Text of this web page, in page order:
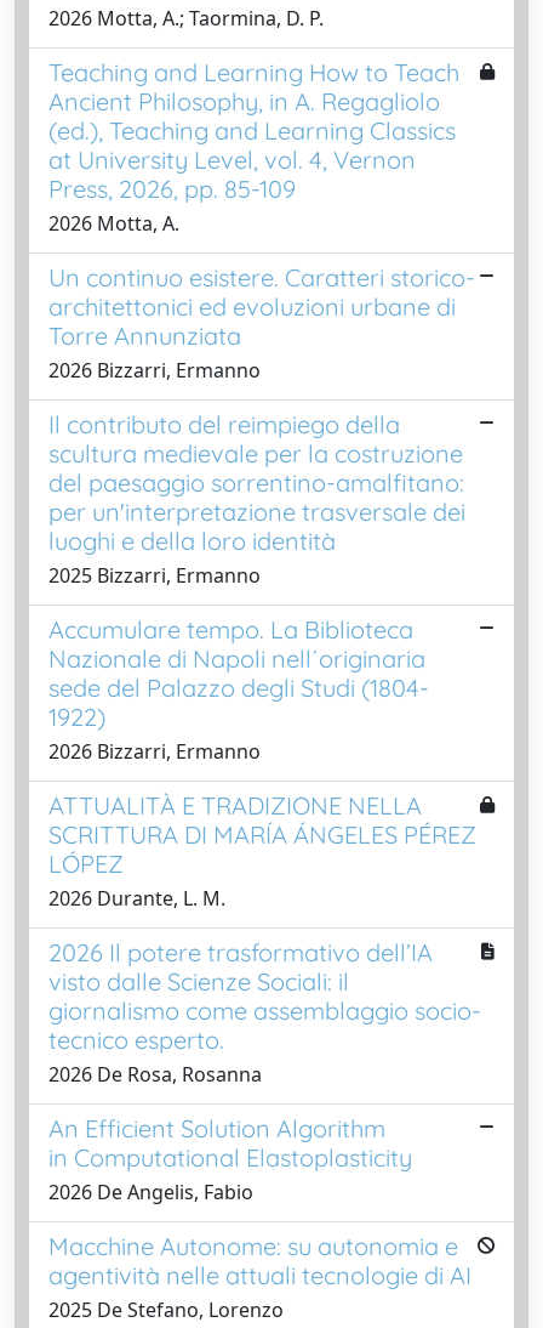
2026 Motta, A.; Taormina, D. P.
Teaching and Learning How to Teach
Ancient Philosophy, in A. Regagliolo
(ed.), Teaching and Learning Classics
at University Level, vol. 4, Vernon
Press, 2026, pp. 85-109
2026 Motta, A.
Un continuo esistere. Caratteri storico-
architettonici ed evoluzioni urbane di
Torre Annunziata
2026 Bizzarri, Ermanno
Il contributo del reimpiego della
scultura medievale per la costruzione
del paesaggio sorrentino-amalfitano:
per un'interpretazione trasversale dei
luoghi e della loro identità
2025 Bizzarri, Ermanno
Accumulare tempo. La Biblioteca
Nazionale di Napoli nell´originaria
sede del Palazzo degli Studi (1804-
1922)
2026 Bizzarri, Ermanno
ATTUALITÀ E TRADIZIONE NELLA
SCRITTURA DI MARÍA ÁNGELES PÉREZ
LÓPEZ
2026 Durante, L. M.
2026 Il potere trasformativo dell’IA
visto dalle Scienze Sociali: il
giornalismo come assemblaggio socio-
tecnico esperto.
2026 De Rosa, Rosanna
An Efficient Solution Algorithm
in Computational Elastoplasticity
2026 De Angelis, Fabio
Macchine Autonome: su autonomia e
agentività nelle attuali tecnologie di AI
2025 De Stefano, Lorenzo